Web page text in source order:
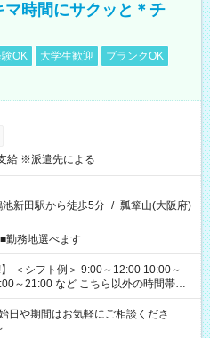
マ時間にサクッと＊チ
OK 大学生歓迎
ブランクOK
給 ※派遣先による
池新田駅から徒歩5分 / 瓢箪山(大阪府)
務地選べます
～
こちら以外の時間帯も
！
や期間はお気軽にご相談くださ